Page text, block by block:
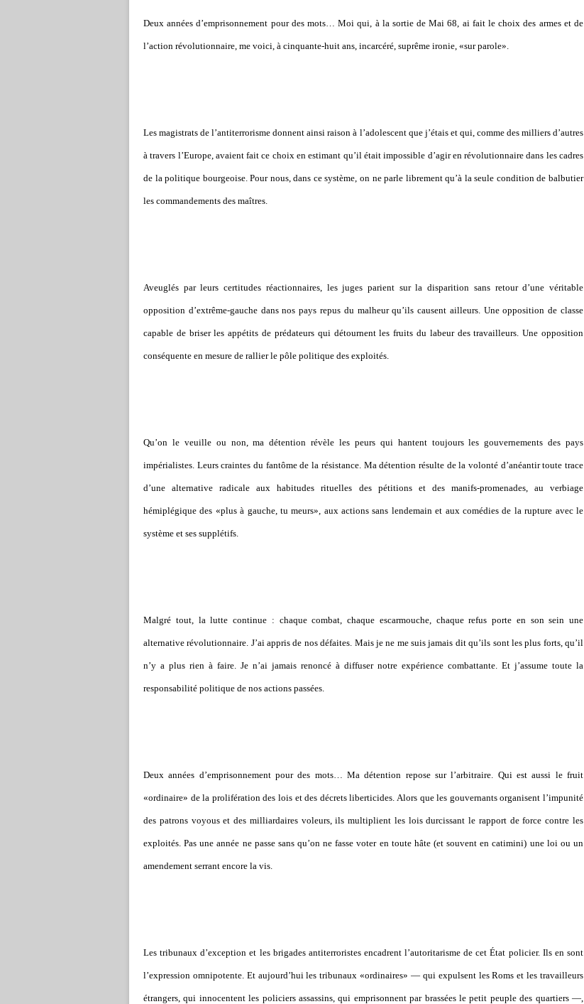
Deux années d’emprisonnement pour des mots… Moi qui, à la sortie de Mai 68, ai fait le choix des armes et de
l’action révolutionnaire, me voici, à cinquante-huit ans, incarcéré, suprême ironie, «sur parole».
Les magistrats de l’antiterrorisme donnent ainsi raison à l’adolescent que j’étais et qui, comme des milliers d’autres
à travers l’Europe, avaient fait ce choix en estimant qu’il était impossible d’agir en révolutionnaire dans les cadres
de la politique bourgeoise. Pour nous, dans ce système, on ne parle librement qu’à la seule condition de balbutier
les commandements des maîtres.
Aveuglés par leurs certitudes réactionnaires, les juges parient sur la disparition sans retour d’une véritable
opposition d’extrême-gauche dans nos pays repus du malheur qu’ils causent ailleurs. Une opposition de classe
capable de briser les appétits de prédateurs qui détournent les fruits du labeur des travailleurs. Une opposition
conséquente en mesure de rallier le pôle politique des exploités.
Qu’on le veuille ou non, ma détention révèle les peurs qui hantent toujours les gouvernements des pays
impérialistes. Leurs craintes du fantôme de la résistance. Ma détention résulte de la volonté d’anéantir toute trace
d’une alternative radicale aux habitudes rituelles des pétitions et des manifs-promenades, au verbiage
hémiplégique des «plus à gauche, tu meurs», aux actions sans lendemain et aux comédies de la rupture avec le
système et ses supplétifs.
Malgré tout, la lutte continue : chaque combat, chaque escarmouche, chaque refus porte en son sein une
alternative révolutionnaire. J’ai appris de nos défaites. Mais je ne me suis jamais dit qu’ils sont les plus forts, qu’il
n’y a plus rien à faire. Je n’ai jamais renoncé à diffuser notre expérience combattante. Et j’assume toute la
responsabilité politique de nos actions passées.
Deux années d’emprisonnement pour des mots… Ma détention repose sur l’arbitraire. Qui est aussi le fruit
«ordinaire» de la prolifération des lois et des décrets liberticides. Alors que les gouvernants organisent l’impunité
des patrons voyous et des milliardaires voleurs, ils multiplient les lois durcissant le rapport de force contre les
exploités. Pas une année ne passe sans qu’on ne fasse voter en toute hâte (et souvent en catimini) une loi ou un
amendement serrant encore la vis.
Les tribunaux d’exception et les brigades antiterroristes encadrent l’autoritarisme de cet État policier. Ils en sont
l’expression omnipotente. Et aujourd’hui les tribunaux «ordinaires» — qui expulsent les Roms et les travailleurs
étrangers, qui innocentent les policiers assassins, qui emprisonnent par brassées le petit peuple des quartiers —,